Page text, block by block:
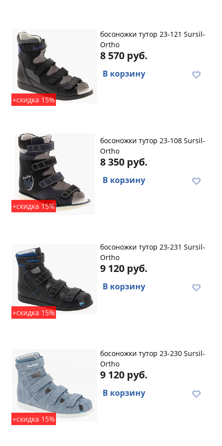
+скидка 15%
босоножки тутор 23-121 Sursil-
Ortho
8 570 руб.
В корзину
+скидка 15%
босоножки тутор 23-108 Sursil-
Ortho
8 350 руб.
В корзину
+скидка 15%
босоножки тутор 23-231 Sursil-
Ortho
9 120 руб.
В корзину
+скидка 15%
босоножки тутор 23-230 Sursil-
Ortho
9 120 руб.
В корзину